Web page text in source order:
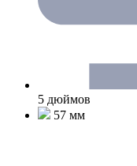
5 дюймов
57 мм